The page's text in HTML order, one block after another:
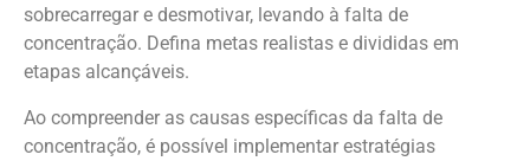
sobrecarregar e desmotivar, levando à falta de
concentração. Defina metas realistas e divididas em
etapas alcançáveis.
Ao compreender as causas específicas da falta de
concentração, é possível implementar estratégias